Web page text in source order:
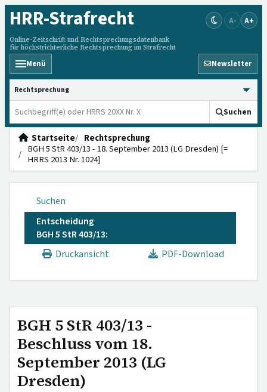
HRR-Strafrecht
Online-Zeitschrift und Rechtsprechungsdatenbank
für höchstrichterliche Rechtsprechung im Strafrecht
A- A+
Menü Newsletter
HRRS durchsuchen
Suchen
Startseite
Rechtsprechung
BGH 5 StR 403/13 - 18. September 2013 (LG Dresden) [=
HRRS 2013 Nr. 1024]
Suchen
Entscheidung
BGH 5 StR 403/13:
Druckansicht
PDF-Download
BGH 5 StR 403/13 -
Beschluss vom 18.
September 2013 (LG
Dresden)